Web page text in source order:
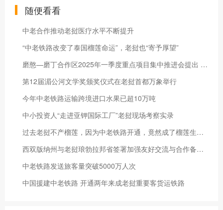
随便看看
中老合作推动老挝医疗水平不断提升
“中老铁路改变了泰国榴莲命运”，老挝也“寄予厚望”
磨憨—磨丁合作区2025年一季度重点项目集中推进会提出 奋力实现磨憨国际口岸城市大发展
第12届湄公河文学奖颁奖仪式在老挝首都万象举行
今年中老铁路运输跨境进口水果已超10万吨
中小投资人“走进亚钾国际工厂”老挝现场考察实录
过去老挝不产榴莲，因为中老铁路开通，竟然成了榴莲生产国……
西双版纳州与老挝琅勃拉邦省签署加强友好交流与合作备忘录
中老铁路发送旅客量突破5000万人次
中国援建中老铁路 开通两年来成老挝重要客货运铁路